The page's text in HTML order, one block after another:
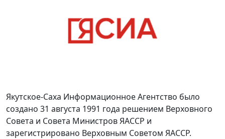
Якутское-Саха Информационное Агентство было
создано 31 августа 1991 года решением Верховного
Совета и Совета Министров ЯАССР и
зарегистрировано Верховным Советом ЯАССР.